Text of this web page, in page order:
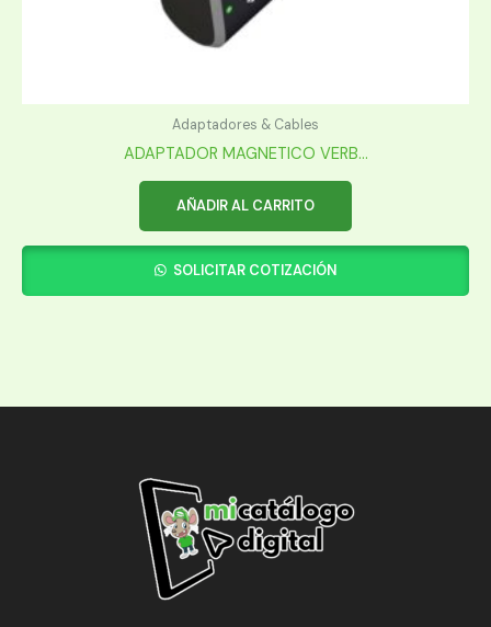
Adaptadores & Cables
ADAPTADOR MAGNETICO VERB...
AÑADIR AL CARRITO
SOLICITAR COTIZACIÓN